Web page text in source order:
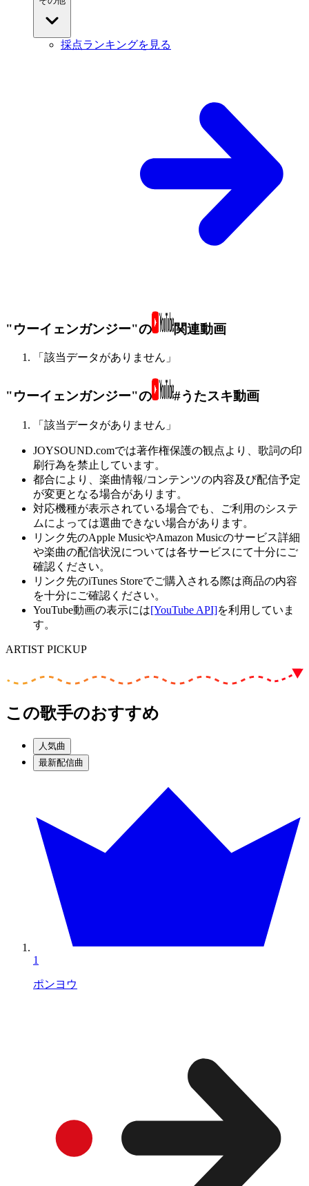
採点ランキングを見る
"ウーイェンガンジー"の 関連動画
「該当データがありません」
"ウーイェンガンジー"の #うたスキ動画
「該当データがありません」
JOYSOUND.comでは著作権保護の観点より、歌詞の印
刷行為を禁止しています。
都合により、楽曲情報/コンテンツの内容及び配信予定
が変更となる場合があります。
対応機種が表示されている場合でも、ご利用のシステ
ムによっては選曲できない場合があります。
リンク先のApple MusicやAmazon Musicのサービス詳細
や楽曲の配信状況については各サービスにて十分にご
確認ください。
リンク先のiTunes Storeでご購入される際は商品の内容
を十分にご確認ください。
YouTube動画の表示には[YouTube API]を利用していま
す。
ARTIST PICKUP
この歌手のおすすめ
人気曲
最新配信曲
1
ポンヨウ